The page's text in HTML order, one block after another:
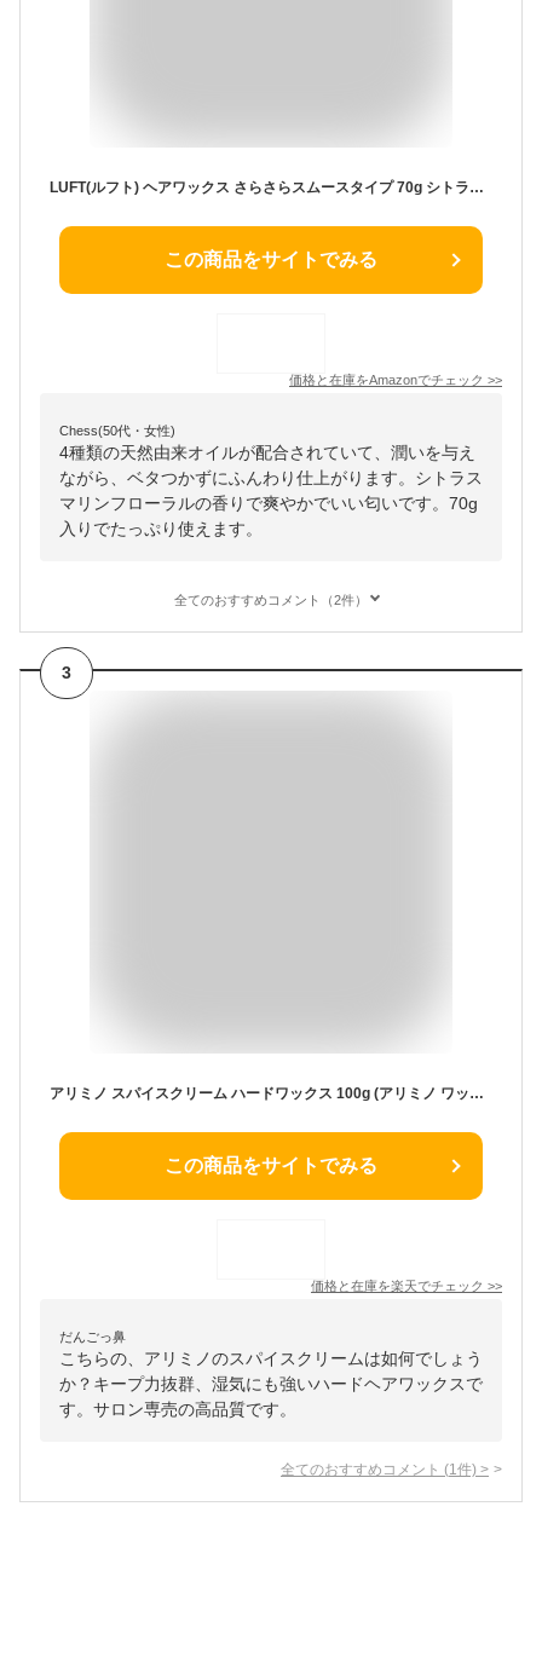
LUFT(ルフト) ヘアワックス さらさらスムースタイプ 70g シトラスマリンフローラルの香り ふんわり仕上げ アルガンオイル・ホホバオイル配合 アレンジ サロン品質 ケア&デザイン クリーム
この商品をサイトでみる
価格と在庫をAmazonでチェック >>
Chess(50代・女性)
4種類の天然由来オイルが配合されていて、潤いを与え
ながら、ベタつかずにふんわり仕上がります。シトラス
マリンフローラルの香りで爽やかでいい匂いです。70g
入りでたっぷり使えます。
全てのおすすめコメント（2件）
3
アリミノ スパイスクリーム ハードワックス 100g (アリミノ ワックス ヘアワックス レディース スタイリング剤 美容室 サロン専売品 ヘアクリーム hair wax)
この商品をサイトでみる
価格と在庫を楽天でチェック >>
だんごっ鼻
こちらの、アリミノのスパイスクリームは如何でしょう
か？キープ力抜群、湿気にも強いハードヘアワックスで
す。サロン専売の高品質です。
全てのおすすめコメント (1 件) >